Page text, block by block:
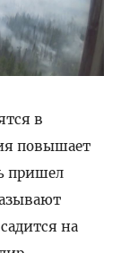
в
повышает
пришел
на